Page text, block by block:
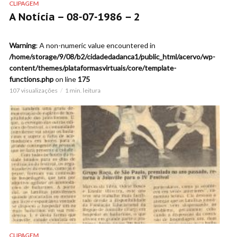
CLIPAGEM
A Notícia – 08-07-1986 – 2
Warning: A non-numeric value encountered in
/home/storage/9/08/b2/cidadedadanca1/public_html/acervo/wp-
content/themes/plataformasvirtuais/core/template-
functions.phpon line 175
107 visualizações 1 min. leitura
CLIPAGEM